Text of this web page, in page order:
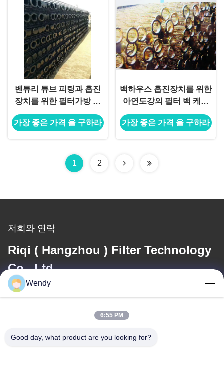
벤튜리 튜브 피팅과 흡진
장치를 위한 필터가방 프
레임 새장
가장 좋은 가격 을 구하라
백하우스 흡진장치를 위한
아연도강의 필터 백 케이
지
가장 좋은 가격 을 구하라
1 2
저희와 연락
Riqi ( Hangzhou ) Filter Technology
Co., Ltd.
이메일
wendy@hzriqi.com
Wendy
6:55 PM
Good day, what product are you looking for?